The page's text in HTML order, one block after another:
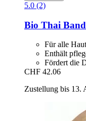
5.0 (2)
Bio Thai
Für alle
Enthält
Fördert die
CHF 42.06
Zustellung bis 13.